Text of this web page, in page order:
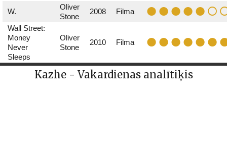
W.
Oliver
Stone
2008
Filma
Wall Street:
Money
Never
Sleeps
Oliver
Stone
2010 Filma
Kazhe - Vakardienas analītiķis